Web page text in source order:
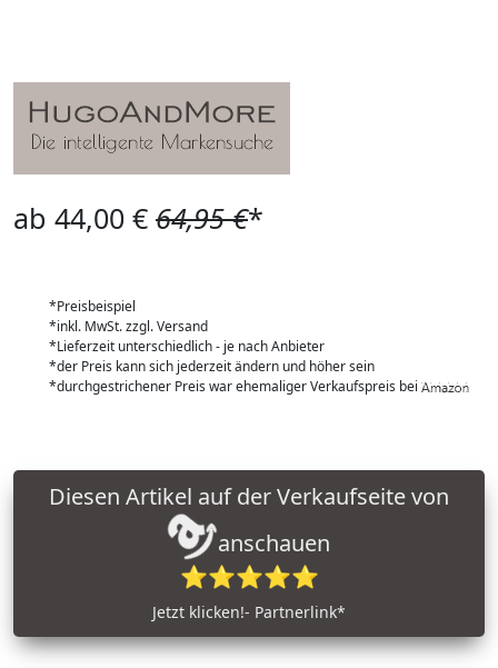
ab 44,00 € 64,95 €*
*Preisbeispiel
*inkl. MwSt. zzgl. Versand
*Lieferzeit unterschiedlich - je nach Anbieter
*der Preis kann sich jederzeit ändern und höher sein
*durchgestrichener Preis war ehemaliger Verkaufspreis bei
anschauen
⭐⭐⭐⭐⭐
Jetzt klicken!- Partnerlink*